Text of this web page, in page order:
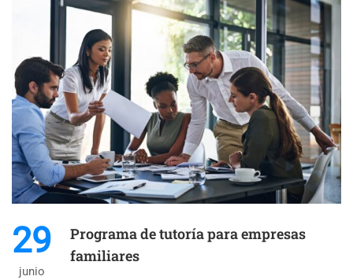
29
junio
Programa de tutoría para empresas
familiares